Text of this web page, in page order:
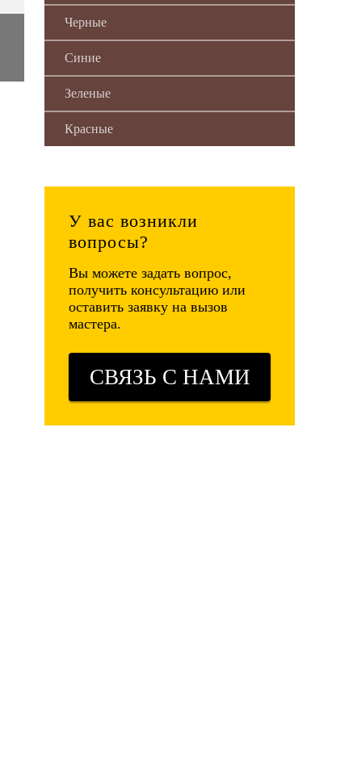
Черные
Синие
Зеленые
Красные
У вас возникли
вопросы?
Вы можете задать вопрос,
получить консультацию или
оставить заявку на вызов
мастера.
СВЯЗЬ С НАМИ